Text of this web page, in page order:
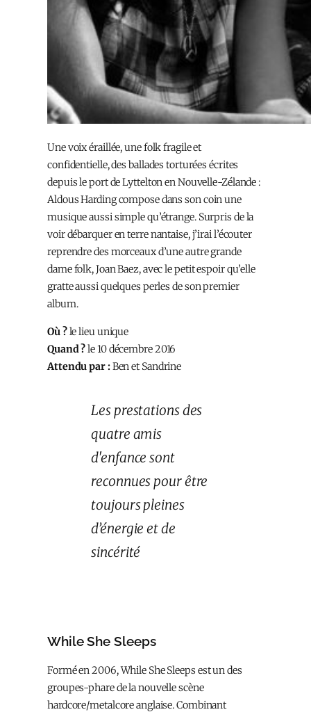
Une voix éraillée, une folk fragile et
confidentielle, des ballades torturées écrites
depuis le port de Lyttelton en Nouvelle-Zélande :
Aldous Harding compose dans son coin une
musique aussi simple qu’étrange. Surpris de la
voir débarquer en terre nantaise, j’irai l’écouter
reprendre des morceaux d’une autre grande
dame folk, Joan Baez, avec le petit espoir qu’elle
gratte aussi quelques perles de son premier
album.
Où ?le lieu unique
Quand ?le 10 décembre 2016
Attendu par :Ben et Sandrine
Les prestations des
quatre amis
d'enfance sont
reconnues pour être
toujours pleines
d’énergie et de
sincérité
While She Sleeps
Formé en 2006, While She Sleeps est un des
groupes-phare de la nouvelle scène
hardcore/metalcore anglaise. Combinant